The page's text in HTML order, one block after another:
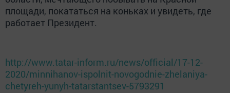
площади, покататься на коньках и увидеть, где
работает Президент.
http://www.tatar-inform.ru/news/official/17-12-
2020/minnihanov-ispolnit-novogodnie-zhelaniya-
chetyreh-yunyh-tatarstantsev-5793291